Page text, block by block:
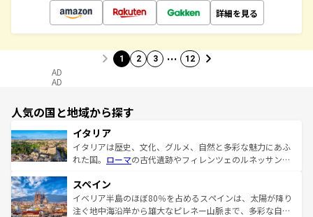
詳細を見る
1 2 3 … 12
AD
AD
人気の国と地域から探す
イタリア
イタリアは歴史、文化、グルメ、自然と多彩な魅力にあふ
れた国。 ローマの古代遺跡やフィレンツェのルネッサンス
ろん、トスカーナの美しい田園風景やアマルフィ海岸の絶
景など、自然景観も見逃せない。観光の合間には、本場の
ピザやパスタなど、絶品のイタリア料理を堪能することも
スペイン
イベリア半島のほぼ80％を占めるスペインは、太陽が降り
注ぐ地中海沿岸から雄大なピレネー山脈まで、多彩な自然